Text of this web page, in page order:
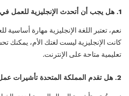
1. هل يجب أن أتحدث الإنجليزية للعمل في
نعم، تعتبر اللغة الإنجليزية مهارة أساسية
كانت الإنجليزية ليست لغتك الأم، يمكنك
تعليمية متاحة على الإنترنت.
2. هل تقدم المملكة المتحدة تأشيرات